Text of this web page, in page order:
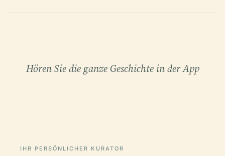
Hören Sie die ganze Geschichte in der App
IHR PERSÖNLICHER KURATOR